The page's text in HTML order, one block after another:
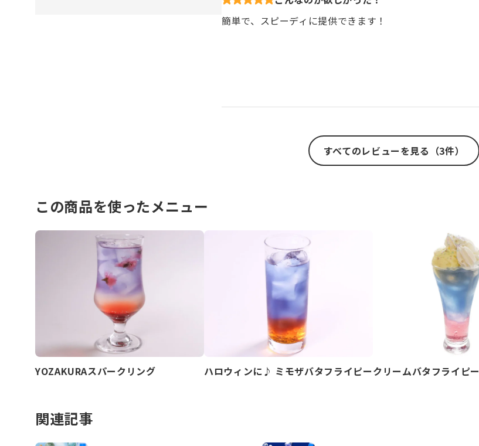
簡単で、スピーディに提供できます！
すべてのレビューを見る（3件）
この商品を使ったメニュー
YOZAKURAスパークリング ハロウィンに♪ ミモザバタフライピークリームバタフライピー
関連記事